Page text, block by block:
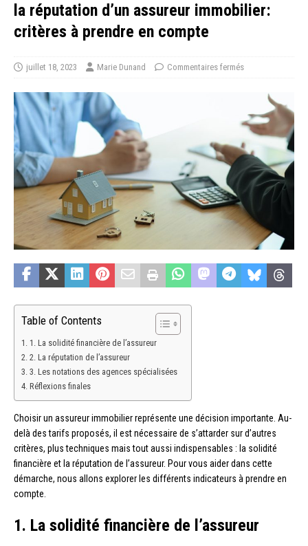
la réputation d’un assureur immobilier:
critères à prendre en compte
juillet 18, 2023 Marie Dunand Commentaires fermés
Table of Contents
1. La solidité financière de l’assureur
2. La réputation de l’assureur
3. Les notations des agences spécialisées
Réflexions finales
Choisir un assureur immobilier représente une décision importante. Au-
delà des tarifs proposés, il est nécessaire de s’attarder sur d’autres
critères, plus techniques mais tout aussi indispensables : la solidité
financière et la réputation de l’assureur. Pour vous aider dans cette
démarche, nous allons explorer les différents indicateurs à prendre en
compte.
1. La solidité financière de l’assureur